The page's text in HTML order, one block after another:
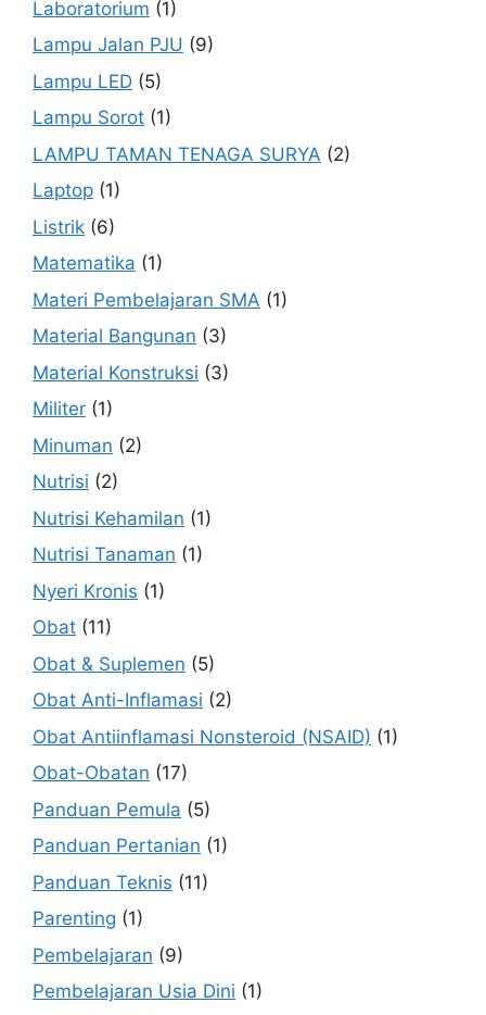
Laboratorium (1)
Lampu Jalan PJU (9)
Lampu LED (5)
Lampu Sorot (1)
LAMPU TAMAN TENAGA SURYA (2)
Laptop (1)
Listrik (6)
Matematika (1)
Materi Pembelajaran SMA (1)
Material Bangunan (3)
Material Konstruksi (3)
Militer (1)
Minuman (2)
Nutrisi (2)
Nutrisi Kehamilan (1)
Nutrisi Tanaman (1)
Nyeri Kronis (1)
Obat (11)
Obat & Suplemen (5)
Obat Anti-Inflamasi (2)
Obat Antiinflamasi Nonsteroid (NSAID) (1)
Obat-Obatan (17)
Panduan Pemula (5)
Panduan Pertanian (1)
Panduan Teknis (11)
Parenting (1)
Pembelajaran (9)
Pembelajaran Usia Dini (1)